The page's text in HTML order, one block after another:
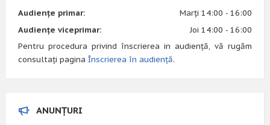
Audiențe primar:
Marți 14:00 - 16:00
Audiențe viceprimar:
Joi 14:00 - 16:00
Pentru procedura privind înscrierea in audiență, vă rugăm
consultați pagina Înscrierea în audiență.
ANUNȚURI